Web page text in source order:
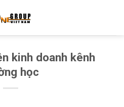
kinh doanh kênh
học